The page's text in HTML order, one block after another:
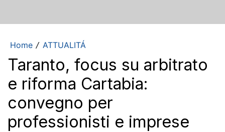
Home / ATTUALITÁ
Taranto, focus su arbitrato
e riforma Cartabia:
convegno per
professionisti e imprese